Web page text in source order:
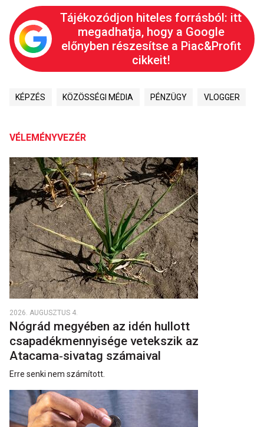
Tájékozódjon hiteles forrásból: itt
megadhatja, hogy a Google
előnyben részesítse a Piac&Profit
cikkeit!
KÉPZÉS KÖZÖSSÉGI MÉDIA PÉNZÜGY VLOGGER
VÉLEMÉNYVEZÉR
2026. AUGUSZTUS 4.
Nógrád megyében az idén hullott
csapadékmennyisége vetekszik az
Atacama‑sivatag számaival
Erre senki nem számított.